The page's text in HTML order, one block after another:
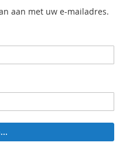
aan met uw e-mailadres.